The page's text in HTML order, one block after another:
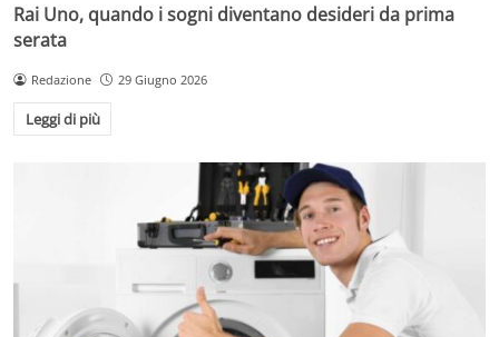
Rai Uno, quando i sogni diventano desideri da prima
serata
Redazione 29 Giugno 2026
Leggi di più